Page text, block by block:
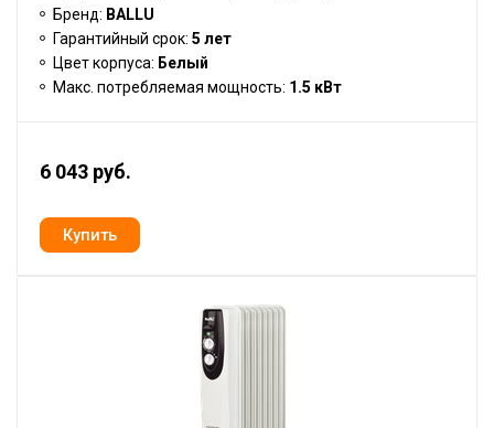
Бренд: BALLU
Гарантийный срок: 5 лет
Цвет корпуса: Белый
Макс. потребляемая мощность: 1.5 кВт
6 043 руб.